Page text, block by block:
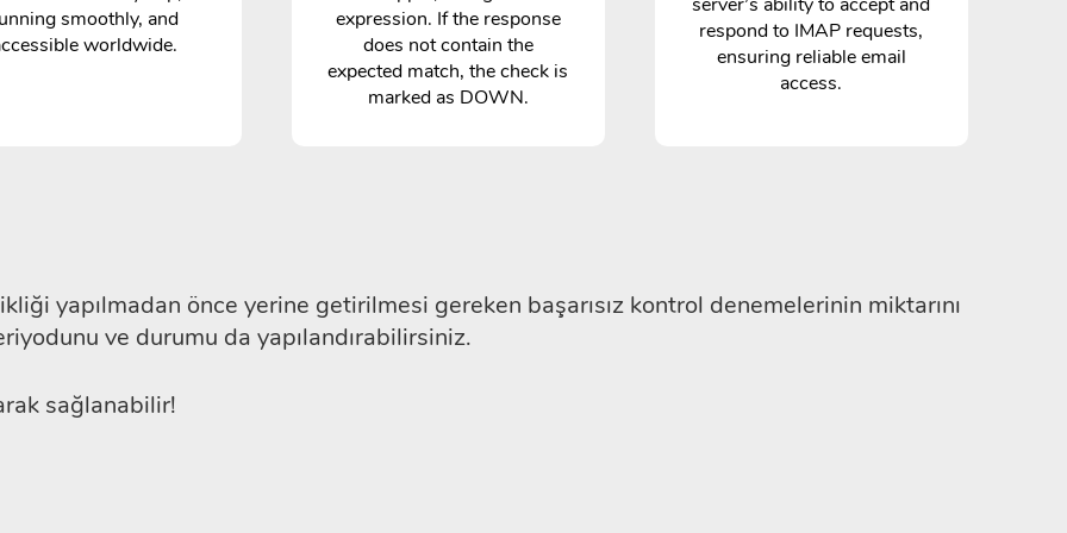
smoothly, and
worldwide.
expression. If the response
does not contain the
expected match, the check is
marked as DOWN.
respond to IMAP requests,
ensuring reliable email
access.
yapılmadan önce yerine getirilmesi gereken başarısız kontrol denemelerinin miktarını
ve durumu da yapılandırabilirsiniz.
sağlanabilir!